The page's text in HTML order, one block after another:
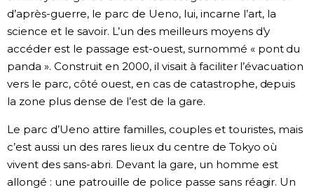
d’après-guerre, le parc de Ueno, lui, incarne l’art, la
science et le savoir. L’un des meilleurs moyens d’y
accéder est le passage est-ouest, surnommé « pont du
panda ». Construit en 2000, il visait à faciliter l’évacuation
vers le parc, côté ouest, en cas de catastrophe, depuis
la zone plus dense de l’est de la gare.
Le parc d’Ueno attire familles, couples et touristes, mais
c’est aussi un des rares lieux du centre de Tokyo où
vivent des sans-abri. Devant la gare, un homme est
allongé : une patrouille de police passe sans réagir. Un